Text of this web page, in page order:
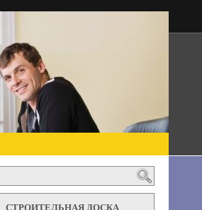
СТРОИТЕЛЬНАЯ ДОСКА